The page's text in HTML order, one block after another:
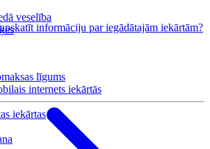
veselība
līgums
internets iekārtās
iekārtas
informāciju par iegādātajām iekārtām?